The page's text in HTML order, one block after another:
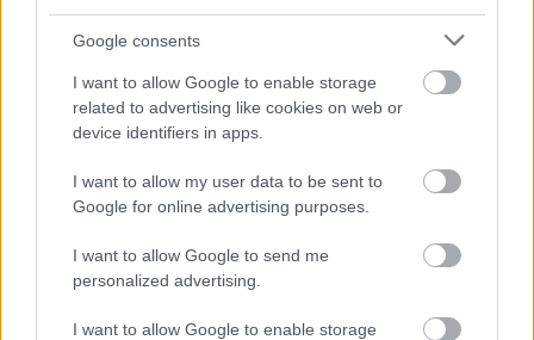
Google consents
I want to allow Google to enable storage
related to advertising like cookies on web or
device identifiers in apps.
I want to allow my user data to be sent to
Google for online advertising purposes.
I want to allow Google to send me
personalized advertising.
I want to allow Google to enable storage
2026.08.03. Horváth Zsolt
Itt a szolnoki torna végeredménye: így zárt a magyar
női U21-es 3×3-as válogatott
Véget ért a szolnoki U21-es 3×3-as Nemzetek Ligája forduló,